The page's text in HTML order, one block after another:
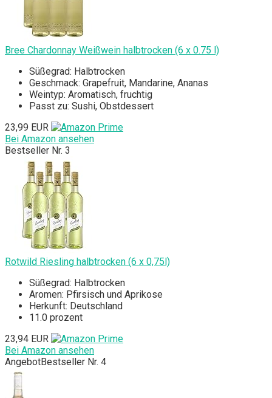
Bree Chardonnay Weißwein halbtrocken (6 x 0.75 l)
Süßegrad: Halbtrocken
Geschmack: Grapefruit, Mandarine, Ananas
Weintyp: Aromatisch, fruchtig
Passt zu: Sushi, Obstdessert
23,99 EUR
Bei Amazon ansehen
Bestseller Nr. 3
Rotwild Riesling halbtrocken (6 x 0,75l)
Süßegrad: Halbtrocken
Aromen: Pfirsisch und Aprikose
Herkunft: Deutschland
11.0 prozent
23,94 EUR
Bei Amazon ansehen
AngebotBestseller Nr. 4